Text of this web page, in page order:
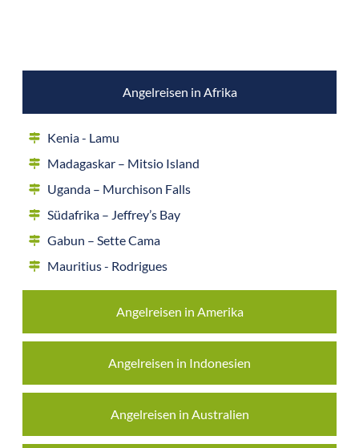
Angelreisen in Afrika
Angelreisen in Amerika
Angelreisen in Indonesien
Angelreisen in Australien
Kenia - Lamu
Madagaskar – Mitsio Island
Uganda – Murchison Falls
Südafrika – Jeffrey’s Bay
Gabun – Sette Cama
Mauritius - Rodrigues